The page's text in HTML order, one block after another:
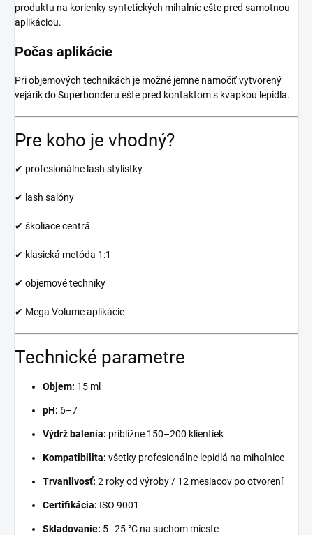
produktu na korienky syntetických mihalníc ešte pred samotnou
aplikáciou.
Počas aplikácie
Pri objemových technikách je možné jemne namočiť vytvorený
vejárik do Superbonderu ešte pred kontaktom s kvapkou lepidla.
Pre koho je vhodný?
✔ profesionálne lash stylistky
✔ lash salóny
✔ školiace centrá
✔ klasická metóda 1:1
✔ objemové techniky
✔ Mega Volume aplikácie
Technické parametre
Objem: 15 ml
pH: 6–7
Výdrž balenia: približne 150–200 klientiek
Kompatibilita: všetky profesionálne lepidlá na mihalnice
Trvanlivosť: 2 roky od výroby / 12 mesiacov po otvorení
Certifikácia: ISO 9001
Skladovanie: 5–25 °C na suchom mieste